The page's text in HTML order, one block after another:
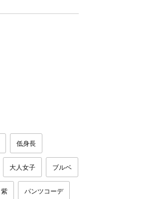
低身長
大人女子 ブルベ
紫 パンツコーデ